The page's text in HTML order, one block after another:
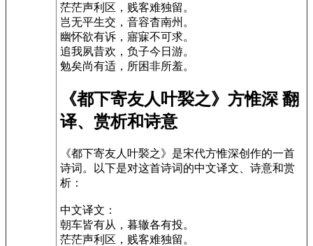
茫茫声利区，贱客难独留。
岂无平生交，音容杳南州。
幽怀欲有诉，寤寐不可求。
追我夙昔欢，负子今日游。
勉矣尚有适，所困非所羞。
《都下寄友人叶褧之》方惟深 翻
译、赏析和诗意
《都下寄友人叶褧之》是宋代方惟深创作的一首
诗词。以下是对这首诗词的中文译文、诗意和赏
析：
中文译文：
朝车皆有从，暮辙各有投。
茫茫声利区，贱客难独留。